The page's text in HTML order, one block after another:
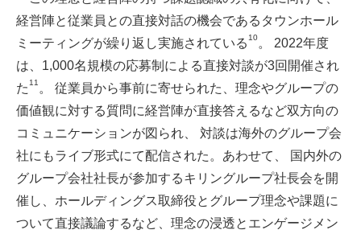
経営陣と従業員との直接対話の機会であるタウンホール
ミーティングが繰り返し実施されている 10。 2022年度
は、1,000名規模の応募制による直接対談が3回開催され
た 11 。 従業員から事前に寄せられた、理念やグループの
価値観に対する質問に経営陣が直接答えるなど双方向の
コミュニケーションが図られ、 対談は海外のグループ会
社にもライブ形式にて配信された。あわせて、 国内外の
グループ会社社長が参加するキリングループ社長会を開
催し、ホールディングス取締役とグループ理念や課題に
ついて直接議論するなど、理念の浸透とエンゲージメン